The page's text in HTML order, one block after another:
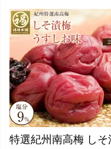
特選紀州南高梅 しそ